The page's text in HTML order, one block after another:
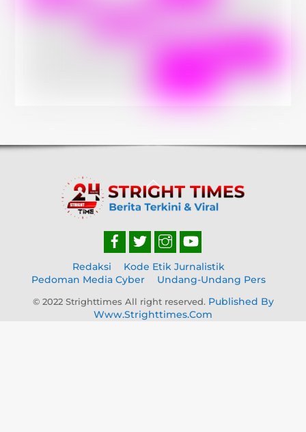
Back
To
Top
Redaksi
Kode Etik Jurnalistik
Pedoman Media Cyber
Undang-Undang Pers
© 2022 Strighttimes All right reserved. Published By
Www.strighttimes.com